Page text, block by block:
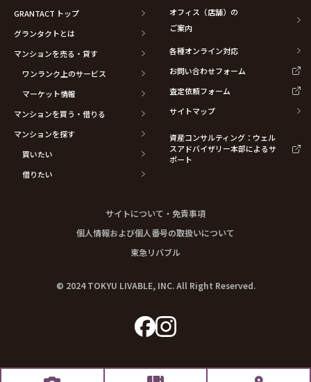
GRANTACT トップ
グランタクトとは
マンションを売る・貸す
ワンランク上のサービス
マーケット情報
マンションを買う・借りる
マンションを探す
買いたい
借りたい
オフィス（店舗）の
ご案内
各種オンライン対応
お問い合わせフォーム
査定依頼フォーム
サイトマップ
資産コンサルティング：ウェル
スアドバイザリー本部によるサ
ポート
サイトについて・免責事項
個人情報および個人番号の取扱いについて
東急リバブル
© 2024 TOKYU LIVABLE, INC. All Right Reserved.